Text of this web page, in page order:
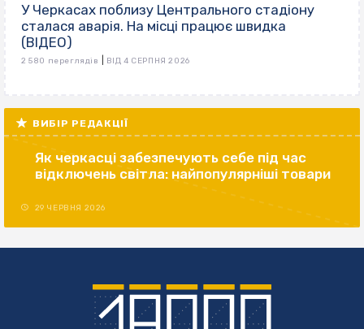
У Черкасах поблизу Центрального стадіону
сталася аварія. На місці працює швидка
(ВІДЕО)
2 580 переглядів ВІД 4 СЕРПНЯ 2026
ВИБІР РЕДАКЦІЇ
Як черкасці забезпечують себе під час
відключень світла: найпопулярніші товари
29 ЧЕРВНЯ 2026